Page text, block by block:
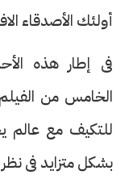
أولئك الأصدقاء
فى إطار هذه
الخامس من الفيلم
للتكيف مع عالم
بشكل متزايد فى